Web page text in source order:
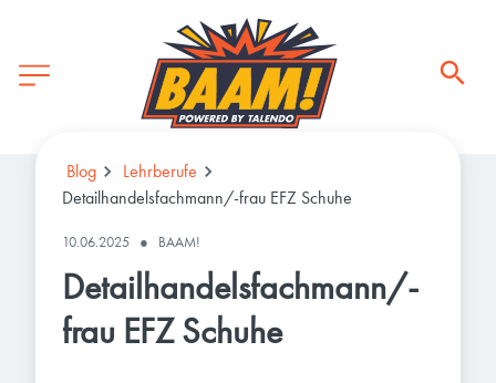
Blog
Lehrberufe
Detailhandelsfachmann/-frau EFZ Schuhe
10.06.2025 ● BAAM!
Detailhandelsfachmann/-
frau EFZ Schuhe